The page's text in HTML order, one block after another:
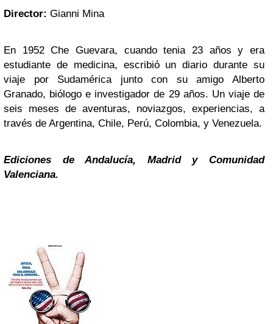
Director: Gianni Mina
En 1952 Che Guevara, cuando tenia 23 años y era
estudiante de medicina, escribió un diario durante su
viaje por Sudamérica junto con su amigo Alberto
Granado, biólogo e investigador de 29 años. Un viaje de
seis meses de aventuras, noviazgos, experiencias, a
través de Argentina, Chile, Perú, Colombia, y Venezuela.
Ediciones de Andalucía, Madrid y Comunidad
Valenciana.